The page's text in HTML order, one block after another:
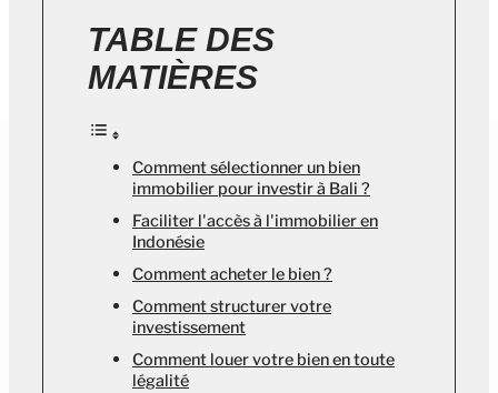
TABLE DES
MATIÈRES
Comment sélectionner un bien
immobilier pour investir à Bali ?
Faciliter l'accès à l'immobilier en
Indonésie
Comment acheter le bien ?
Comment structurer votre
investissement
Comment louer votre bien en toute
légalité